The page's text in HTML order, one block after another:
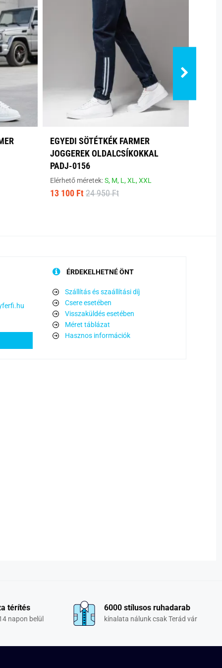
EGYEDI SÖTÉTKÉK FARMER
JOGGEREK OLDALCSÍKOKKAL
PADJ-0156
Elérhető méretek:S, M, L,XL,XXL
13 100 Ft 24 950 Ft
ÉRDEKELHETNÉ ÖNT
Szállítás és szaállítási díj
Csere esetében
Visszaküldés esetében
Méret táblázat
Hasznos információk
térítés
napon belül
6000 stílusos ruhadarab
kínalata nálunk csak Terád vár